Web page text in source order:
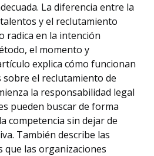
La diferencia entre la
y el reclutamiento
radica en la intención
el momento y
explica cómo funcionan
sobre el reclutamiento de
la responsabilidad legal
pueden buscar de forma
competencia sin dejar de
También describe las
que las organizaciones